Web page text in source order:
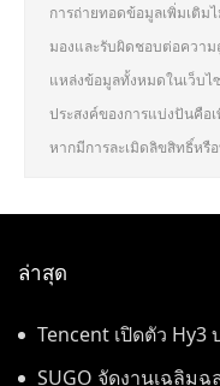
การถ่ายทอดข้อมูลเพิ่มเติ
มองและรับผิดชอบต่อควา
แหล่งข้อมูลทั้งหมดในเว็บไ
ประสงค์ของการแบ่งปันคือ
หากมีการละเมิดลิขสิทธิ์หรื
ล่าสุด
Tencent เปิดตัว
เข้าใช้งาน AI Agentic
SUGO จัดงานเฉลิม